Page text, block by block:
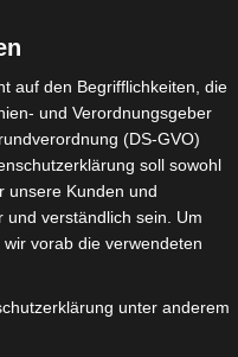
Versand
€ *
DEN WARENKORB
auf den Begrifflichkeiten, die
und Verordnungsgeber
(DS-GVO)
soll sowohl
unsere Kunden und
verständlich sein. Um
vorab die verwendeten
unter anderem